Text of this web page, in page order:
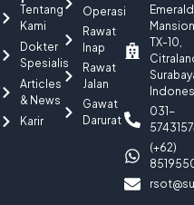
Tentang
Kami
Dokter
Spesialis
Articles
& News
Karir
Operasi
Rawat
Inap
Rawat
Jalan
Gawat
Darurat
Emerald
Mansion
TX-10,
031-
(+62)